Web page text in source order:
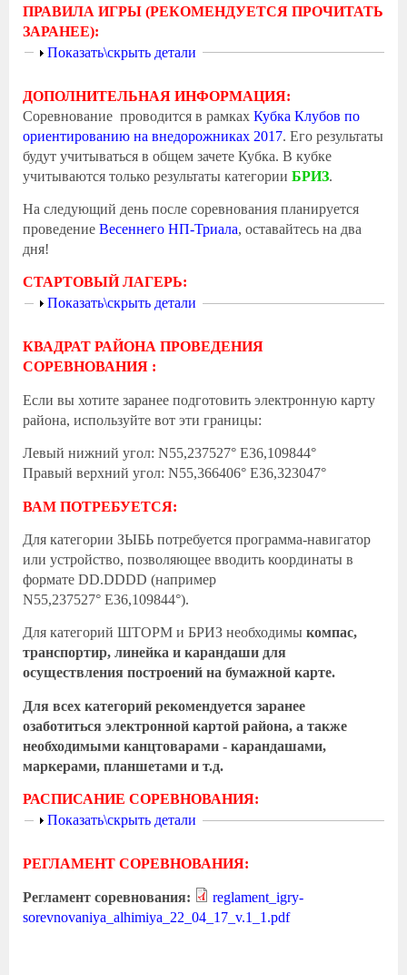
ПРАВИЛА ИГРЫ (РЕКОМЕНДУЕТСЯ ПРОЧИТАТЬ
ЗАРАНЕЕ):
Показать
Показать\скрыть детали
ДОПОЛНИТЕЛЬНАЯ ИНФОРМАЦИЯ:
Соревнование проводится в рамках Кубка Клубов по
ориентированию на внедорожниках 2017. Его результаты
будут учитываться в общем зачете Кубка. В кубке
учитываются только результаты категории БРИЗ.
На следующий день после соревнования планируется
проведение Весеннего НП-Триала, оставайтесь на два
дня!
СТАРТОВЫЙ ЛАГЕРЬ:
Показать
Показать\скрыть детали
КВАДРАТ РАЙОНА ПРОВЕДЕНИЯ
СОРЕВНОВАНИЯ :
Если вы хотите заранее подготовить электронную карту
района, используйте вот эти границы:
Левый нижний угол: N55,237527° E36,109844°
Правый верхний угол: N55,366406° E36,323047°
ВАМ ПОТРЕБУЕТСЯ:
Для категории ЗЫБЬ потребуется программа-навигатор
или устройство, позволяющее вводить координаты в
формате DD.DDDD (например
N55,237527° E36,109844°).
Для категорий ШТОРМ и БРИЗ необходимы компас,
транспортир, линейка и карандаши для
осуществления построений на бумажной карте.
Для всех категорий рекомендуется заранее
озаботиться электронной картой района, а также
необходимыми канцтоварами - карандашами,
маркерами, планшетами и т.д.
РАСПИСАНИЕ СОРЕВНОВАНИЯ:
Показать
Показать\скрыть детали
РЕГЛАМЕНТ СОРЕВНОВАНИЯ:
Регламент соревнования:
reglament_igry-
sorevnovaniya_alhimiya_22_04_17_v.1_1.pdf